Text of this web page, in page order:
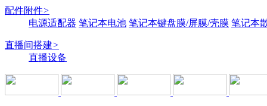
配件附件>
电源适配器 笔记本电池 笔记本键盘膜/屏膜/壳膜 笔记本
直播间搭建>
直播设备